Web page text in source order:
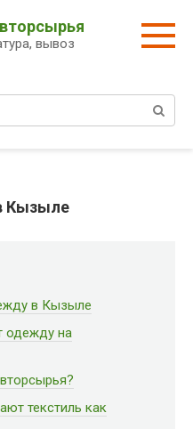
вывоз
Кызыле
в Кызыле
одежду на
текстиль как